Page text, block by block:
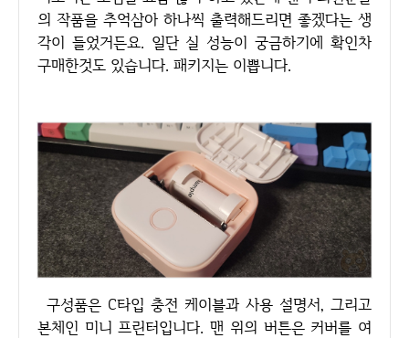
의 작품을 추억삼아 하나씩 출력해드리면 좋겠다는 생
각이 들었거든요. 일단 실 성능이 궁금하기에 확인차
구매한것도 있습니다. 패키지는 이쁩니다.
구성품은 C타입 충전 케이블과 사용 설명서, 그리고
본체인 미니 프린터입니다. 맨 위의 버튼은 커버를 여